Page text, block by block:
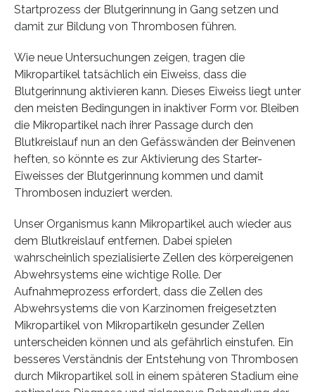
Startprozess der Blutgerinnung in Gang setzen und
damit zur Bildung von Thrombosen führen.
Wie neue Untersuchungen zeigen, tragen die
Mikropartikel tatsächlich ein Eiweiss, dass die
Blutgerinnung aktivieren kann. Dieses Eiweiss liegt unter
den meisten Bedingungen in inaktiver Form vor. Bleiben
die Mikropartikel nach ihrer Passage durch den
Blutkreislauf nun an den Gefässwänden der Beinvenen
heften, so könnte es zur Aktivierung des Starter-
Eiweisses der Blutgerinnung kommen und damit
Thrombosen induziert werden.
Unser Organismus kann Mikropartikel auch wieder aus
dem Blutkreislauf entfernen. Dabei spielen
wahrscheinlich spezialisierte Zellen des körpereigenen
Abwehrsystems eine wichtige Rolle. Der
Aufnahmeprozess erfordert, dass die Zellen des
Abwehrsystems die von Karzinomen freigesetzten
Mikropartikel von Mikropartikeln gesunder Zellen
unterscheiden können und als gefährlich einstufen. Ein
besseres Verständnis der Entstehung von Thrombosen
durch Mikropartikel soll in einem späteren Stadium eine